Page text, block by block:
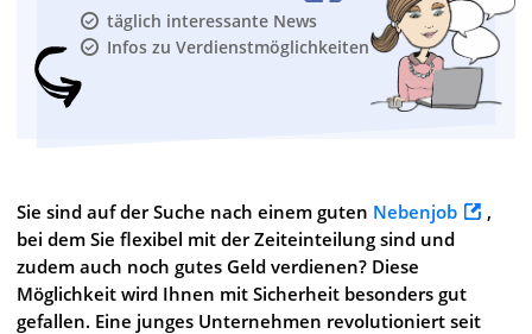
täglich interessante News
Infos zu Verdienstmöglichkeiten
Sie sind auf der Suche nach einem guten Nebenjob
,
bei dem Sie flexibel mit der Zeiteinteilung sind und
zudem auch noch gutes Geld verdienen? Diese
Möglichkeit wird Ihnen mit Sicherheit besonders gut
gefallen. Eine junges Unternehmen revolutioniert seit